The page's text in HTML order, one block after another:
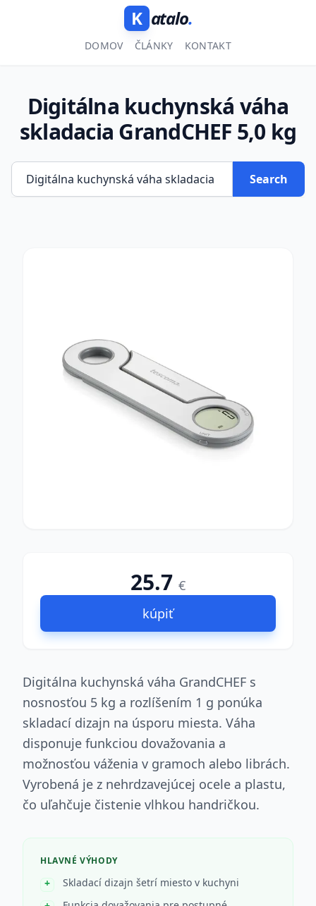
K atalo.
DOMOV ČLÁNKY KONTAKT
Digitálna kuchynská váha
skladacia GrandCHEF 5,0 kg
Search
25.7 €
kúpiť
Digitálna kuchynská váha GrandCHEF s
nosnosťou 5 kg a rozlíšením 1 g ponúka
skladací dizajn na úsporu miesta. Váha
disponuje funkciou dovažovania a
možnosťou váženia v gramoch alebo librách.
Vyrobená je z nehrdzavejúcej ocele a plastu,
čo uľahčuje čistenie vlhkou handričkou.
HLAVNÉ VÝHODY
Skladací dizajn šetrí miesto v kuchyni